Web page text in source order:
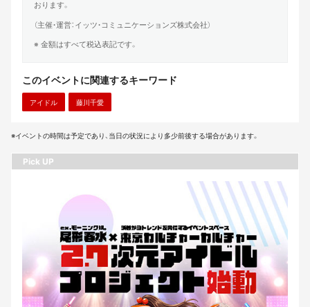
おります。
（主催・運営：イッツ・コミュニケーションズ株式会社）
※ 金額はすべて税込表記です。
このイベントに関連するキーワード
アイドル 藤川千愛
※イベントの時間は予定であり、当日の状況により多少前後する場合があります。
Pick UP